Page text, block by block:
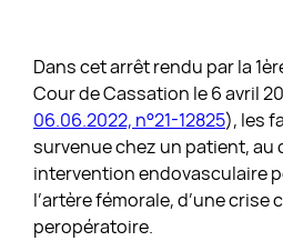
Dans cet arrêt rendu par la
Cour de Cassation le 6 avril
06.06.2022, n°21-12825), les
survenue chez un patient, au
intervention endovasculaire
l’artère fémorale, d’une
peropératoire.